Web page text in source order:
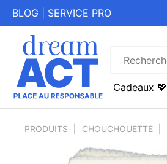
BLOG SERVICE PRO
Cadeaux 💖
PRODUITS CHOUCHOUETTE